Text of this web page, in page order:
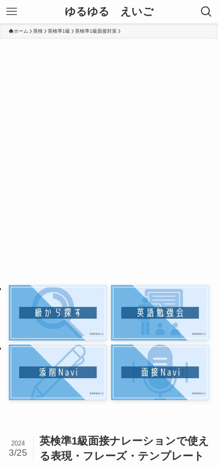
ゆるゆる えいご
ホーム 英検 英検準1級 英検準1級面接対策
英検準1級面接ナレーションで使え
る表現・フレーズ・テンプレート
2024
3/25